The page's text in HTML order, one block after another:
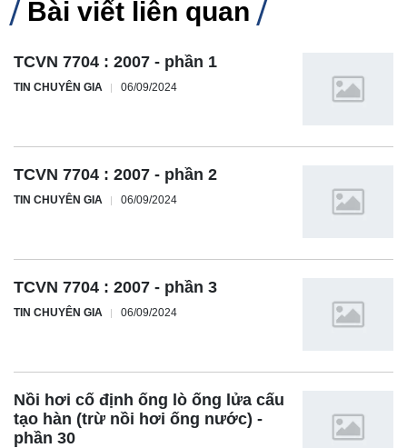
Bài viết liên quan
TCVN 7704 : 2007 - phần 1
TIN CHUYÊN GIA 06/09/2024
TCVN 7704 : 2007 - phần 2
TIN CHUYÊN GIA 06/09/2024
TCVN 7704 : 2007 - phần 3
TIN CHUYÊN GIA 06/09/2024
Nồi hơi cố định ống lò ống lửa cấu
tạo hàn (trừ nồi hơi ống nước) -
phần 30